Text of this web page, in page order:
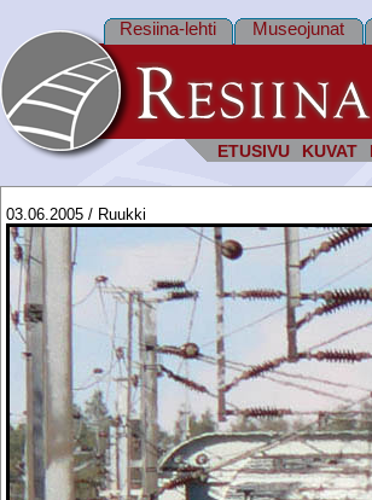
ETUSIVU KUVAT
Resiina-lehti Museojunat
03.06.2005 / Ruukki